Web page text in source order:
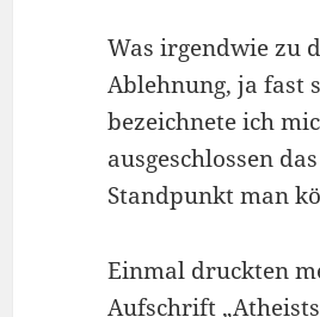
Was irgendwie zu
Ablehnung, ja fast
bezeichnete ich
ausgeschlossen
Standpunkt man
Einmal druckten
Aufschrift